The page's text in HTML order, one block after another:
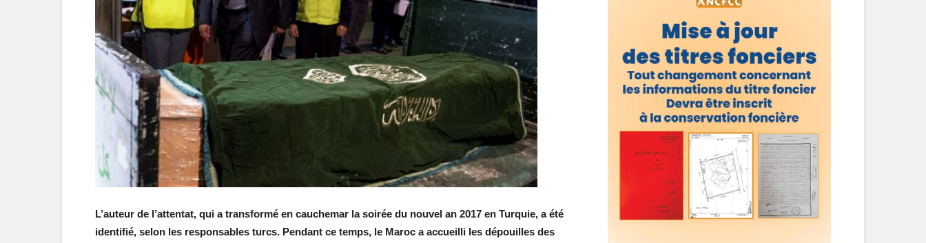
L’auteur de l’attentat, qui a transformé en cauchemar la soirée du nouvel an 2017 en Turquie, a été
identifié, selon les responsables turcs. Pendant ce temps, le Maroc a accueilli les dépouilles des